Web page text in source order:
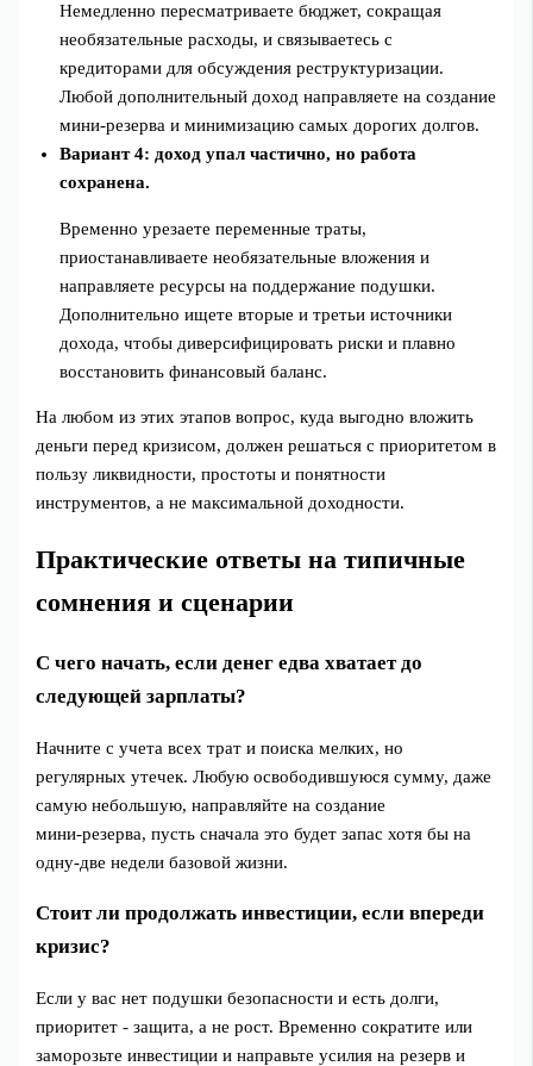
Немедленно пересматриваете бюджет, сокращая
необязательные расходы, и связываетесь с
кредиторами для обсуждения реструктуризации.
Любой дополнительный доход направляете на создание
мини‑резерва и минимизацию самых дорогих долгов.
Вариант 4: доход упал частично, но работа
сохранена.
Временно урезаете переменные траты,
приостанавливаете необязательные вложения и
направляете ресурсы на поддержание подушки.
Дополнительно ищете вторые и третьи источники
дохода, чтобы диверсифицировать риски и плавно
восстановить финансовый баланс.
На любом из этих этапов вопрос, куда выгодно вложить
деньги перед кризисом, должен решаться с приоритетом в
пользу ликвидности, простоты и понятности
инструментов, а не максимальной доходности.
Практические ответы на типичные
сомнения и сценарии
С чего начать, если денег едва хватает до
следующей зарплаты?
Начните с учета всех трат и поиска мелких, но
регулярных утечек. Любую освободившуюся сумму, даже
самую небольшую, направляйте на создание
мини‑резерва, пусть сначала это будет запас хотя бы на
одну-две недели базовой жизни.
Стоит ли продолжать инвестиции, если впереди
кризис?
Если у вас нет подушки безопасности и есть долги,
приоритет - защита, а не рост. Временно сократите или
заморозьте инвестиции и направьте усилия на резерв и